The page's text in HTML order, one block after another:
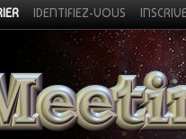
IDENTIFIEZ-VOUS